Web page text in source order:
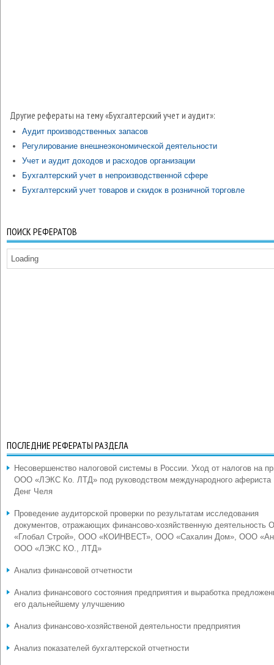
Другие рефераты на тему «Бухгалтерский учет и аудит»:
Аудит производственных запасов
Регулирование внешнеэкономической деятельности
Учет и аудит доходов и расходов организации
Бухгалтерский учет в непроизводственной сфере
Бухгалтерский учет товаров и скидок в розничной торговле
ПОИСК РЕФЕРАТОВ
Loading
ПОСЛЕДНИЕ РЕФЕРАТЫ РАЗДЕЛА
Несовершенство налоговой системы в России. Уход от налогов на
ООО «ЛЭКС Ко. ЛТД» под руководством международного
Денг Челя
Проведение аудиторской проверки по результатам исследования
документов, отражающих финансово-хозяйственную деятельность
«Глобал Строй», ООО «КОИНВЕСТ», ООО «Сахалин Дом», ООО
ООО «ЛЭКС КО., ЛТД»
Анализ финансовой отчетности
Анализ финансового состояния предприятия и выработка
его дальнейшему улучшению
Анализ финансово-хозяйственой деятельности предприятия
Анализ показателей бухгалтерской отчетности